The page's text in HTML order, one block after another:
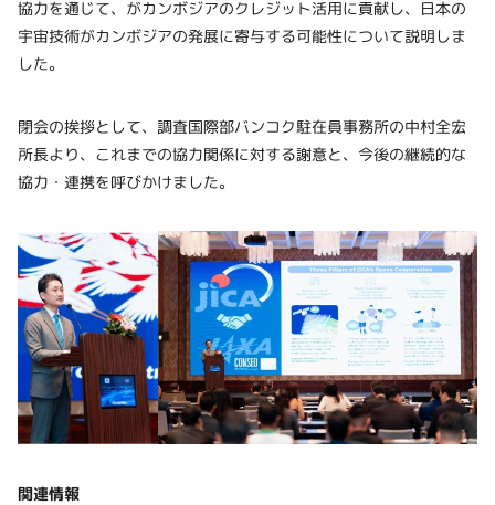
協力を通じて、がカンボジアのクレジット活用に貢献し、日本の
宇宙技術がカンボジアの発展に寄与する可能性について説明しま
した。
閉会の挨拶として、調査国際部バンコク駐在員事務所の中村全宏
所長より、これまでの協力関係に対する謝意と、今後の継続的な
協力・連携を呼びかけました。
関連情報